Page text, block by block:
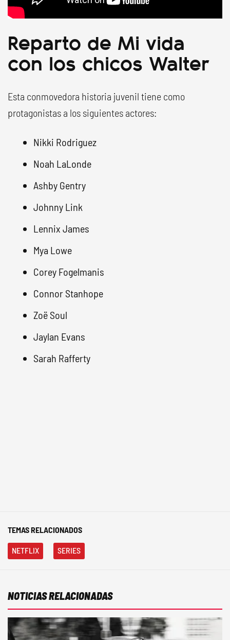
Reparto de Mi vida
con los chicos Walter
Esta conmovedora historia juvenil tiene como
protagonistas a los siguientes actores:
Nikki Rodriguez
Noah LaLonde
Ashby Gentry
Johnny Link
Lennix James
Mya Lowe
Corey Fogelmanis
Connor Stanhope
Zoë Soul
Jaylan Evans
Sarah Rafferty
TEMAS RELACIONADOS
NETFLIX SERIES
NOTICIAS RELACIONADAS